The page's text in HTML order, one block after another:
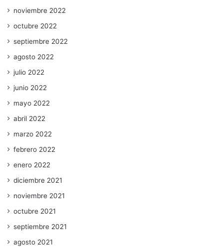
noviembre 2022
octubre 2022
septiembre 2022
agosto 2022
julio 2022
junio 2022
mayo 2022
abril 2022
marzo 2022
febrero 2022
enero 2022
diciembre 2021
noviembre 2021
octubre 2021
septiembre 2021
agosto 2021